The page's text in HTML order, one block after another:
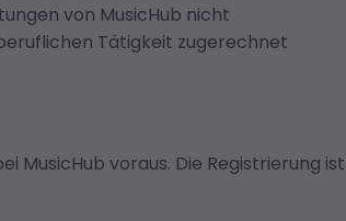
von MusicHub nicht
Tätigkeit zugerechnet
MusicHub voraus. Die Registrierung ist